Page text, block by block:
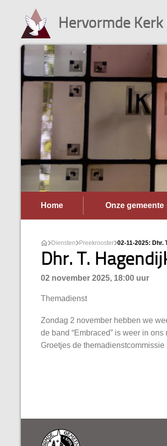
Hervormde Kerk
Home Onze gemeente
Diensten Preekrooster 02-11-2025: Dhr.
Dhr. T.
02 november 2025, 18:00 uur
Themadienst
Zondag 2 november hebben we
de band “Embraced” is weer in
Groetjes de themadienstcommissie